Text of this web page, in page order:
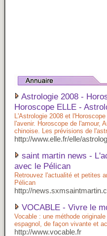
Astrologie 2008 -
Horoscope ELLE -
L'Astrologie 2008 et
l'avenir. Horoscope de l'amour,
chinoise. Les prévisions de
http://www.elle.fr/elle/
saint martin news -
avec le Pélican
Retrouvez l'actualité et petites
Pélican
http://
VOCABLE - Vivre le
Vocable : une méthode
espagnol, de façon vivante et
http://www.vocable.fr